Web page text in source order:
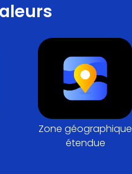
Zone géographique
étendue